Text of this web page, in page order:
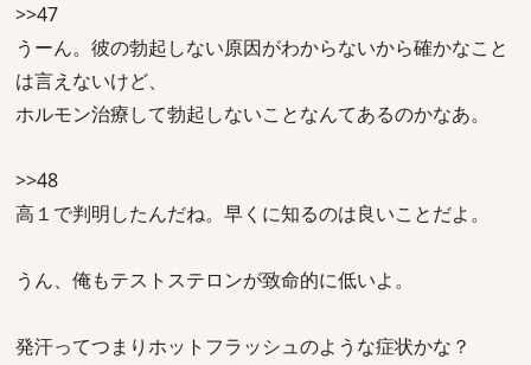
>>47
うーん。彼の勃起しない原因がわからないから確かなこと
は言えないけど、
ホルモン治療して勃起しないことなんてあるのかなあ。
>>48
高１で判明したんだね。早くに知るのは良いことだよ。
うん、俺もテストステロンが致命的に低いよ。
発汗ってつまりホットフラッシュのような症状かな？